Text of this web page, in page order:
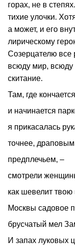
горах, не в
тихие улочки.
а может, и его
лирическому
Созерцателю все
всюду мир, всюду
скитание.
Там, где
и начинается
я прикасалась
точнее, драповым
предплечьем, –
смотрели
как шевелит твою
Москвы садовое
брусчатый мел
И запах луковых